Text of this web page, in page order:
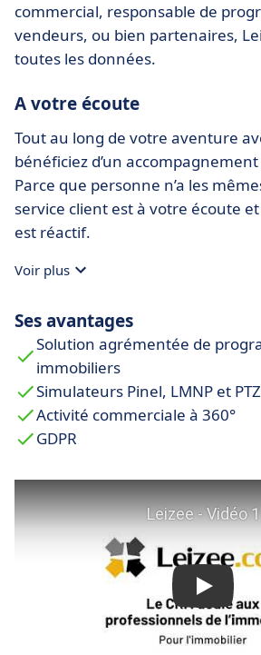
commercial, responsable de
vendeurs, ou bien partenaires,
toutes les données.
A votre écoute
Tout au long de votre aventure
bénéficiez d’un
Parce que personne n’a les
service client est à votre écoute
est réactif.
Voir plus
Ses avantages
Solution agrémentée de
immobiliers
Simulateurs Pinel, LMNP et
Activité commerciale à 360°
GDPR